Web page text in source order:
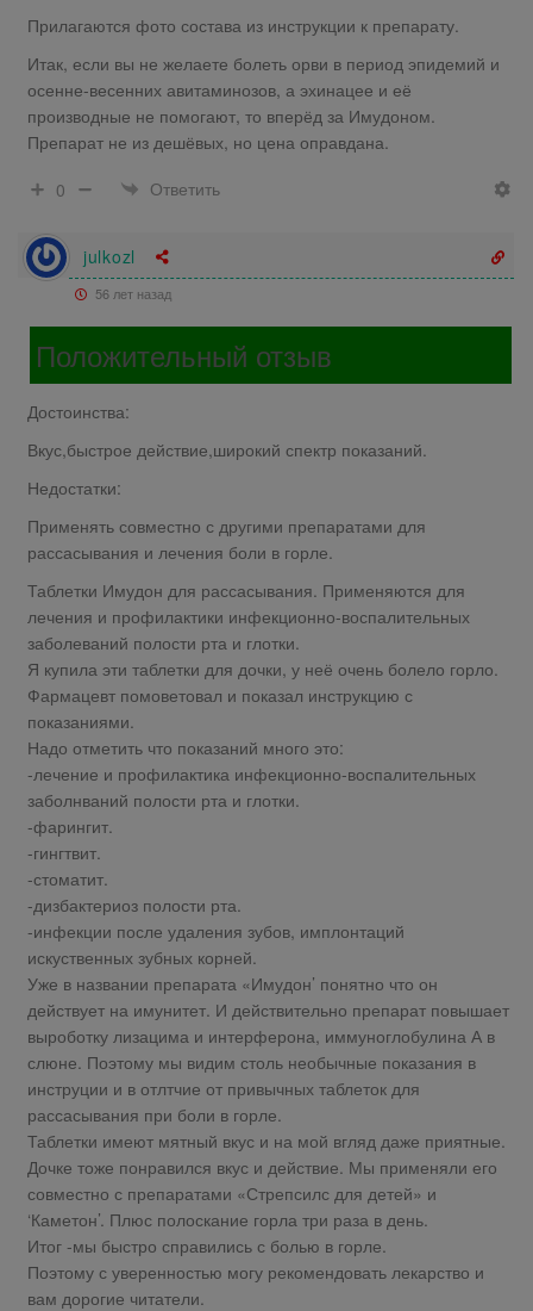
Прилагаются фото состава из инструкции к препарату.
Итак, если вы не желаете болеть орви в период эпидемий и
осенне-весенних авитаминозов, а эхинацее и её
производные не помогают, то вперёд за Имудоном.
Препарат не из дешёвых, но цена оправдана.
0
Ответить
julkozl
56 лет назад
Положительный отзыв
Достоинства:
Вкус,быстрое действие,широкий спектр показаний.
Недостатки:
Применять совместно с другими препаратами для
рассасывания и лечения боли в горле.
Таблетки Имудон для рассасывания. Применяются для
лечения и профилактики инфекционно-воспалительных
заболеваний полости рта и глотки.
Я купила эти таблетки для дочки, у неё очень болело горло.
Фармацевт помоветовал и показал инструкцию с
показаниями.
Надо отметить что показаний много это:
-лечение и профилактика инфекционно-воспалительных
заболнваний полости рта и глотки.
-фарингит.
-гингтвит.
-стоматит.
-дизбактериоз полости рта.
-инфекции после удаления зубов, имплонтаций
искуственных зубных корней.
Уже в названии препарата «Имудон’ понятно что он
действует на имунитет. И действительно препарат повышает
выроботку лизацима и интерферона, иммуноглобулина А в
слюне. Поэтому мы видим столь необычные показания в
инструции и в отлтчие от привычных таблеток для
рассасывания при боли в горле.
Таблетки имеют мятный вкус и на мой вгляд даже приятные.
Дочке тоже понравился вкус и действие. Мы применяли его
совместно с препаратами «Стрепсилс для детей» и
‘Каметон’. Плюс полоскание горла три раза в день.
Итог -мы быстро справились с болью в горле.
Поэтому с уверенностью могу рекомендовать лекарство и
вам дорогие читатели.